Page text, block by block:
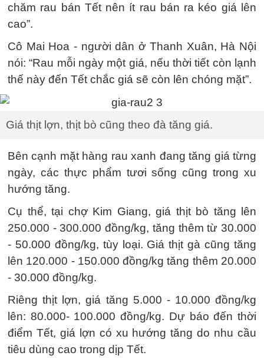
chăm rau bán Tết nên ít rau bán ra kéo giá lên
cao”.
Cô Mai Hoa - người dân ở Thanh Xuân, Hà Nội
nói: “Rau mỗi ngày một giá, nếu thời tiết còn lạnh
thế này đến Tết chắc giá sẽ còn lên chóng mặt”.
Giá thịt lợn, thịt bò cũng theo đà tăng giá.
Bên cạnh mặt hàng rau xanh đang tăng giá từng
ngày, các thực phẩm tươi sống cũng trong xu
hướng tăng.
Cụ thể, tại chợ Kim Giang, giá thịt bò tăng lên
250.000 - 300.000 đồng/kg, tăng thêm từ 30.000
- 50.000 đồng/kg, tùy loại. Giá thịt gà cũng tăng
lên 120.000 - 150.000 đồng/kg tăng thêm 20.000
- 30.000 đồng/kg.
Riêng thịt lợn, giá tăng 5.000 - 10.000 đồng/kg
lên: 80.000- 100.000 đồng/kg. Dự báo đến thời
điểm Tết, giá lợn có xu hướng tăng do nhu cầu
tiêu dùng cao trong dịp Tết.